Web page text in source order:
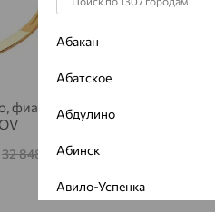
фианит,
32 848
64%
Абакан
Абатское
Абдулино
Абинск
Авило-Успенка